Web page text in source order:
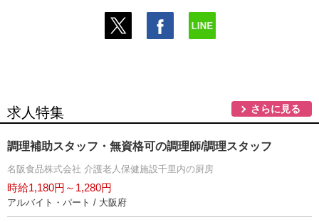
求人特集 さらに見る
調理補助スタッフ・無資格可の調理師/調理スタッフ
名阪食品株式会社 介護老人保健施設千里内の厨房
時給1,180円～1,280円
アルバイト・パート / 大阪府